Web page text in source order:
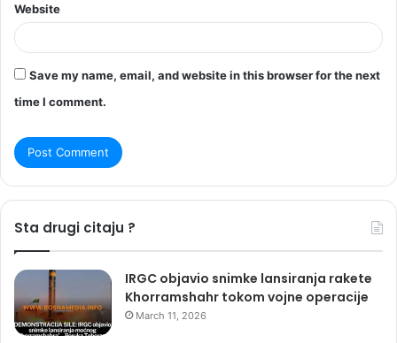
Website
Save my name, email, and website in this browser for the next
time I comment.
Sta drugi citaju ?
IRGC objavio snimke lansiranja rakete
Khorramshahr tokom vojne operacije
March 11, 2026